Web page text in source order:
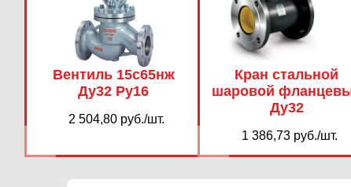
Вентиль 15с65нж
Ду32 Ру16
2 504,80 руб./шт.
Кран стальной
шаровой
Ду32
1 386,73 руб./шт.